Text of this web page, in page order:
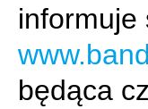
informuje
będąca